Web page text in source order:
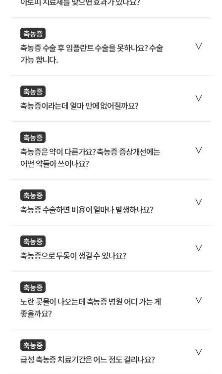
축농증
축농증 수술 후 임플란트 수술을 못하나요? 수술
가능 합니다.
축농증
축농증이라는데 얼마 만에 없어질까요?
축농증
축농증은 약이 다른가요? 축농증 증상개선에는
어떤 약들이 쓰이나요?
축농증
축농증 수술하면 비용이 얼마나 발생하나요?
축농증
축농증으로 두통이 생길 수 있나요?
축농증
노란 콧물이 나오는데 축농증 병원 어디 가는 게
좋을까요?
축농증
급성 축농증 치료기간은 어느 정도 걸리나요?